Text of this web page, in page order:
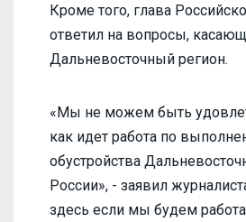
Кроме того, глава
ответил на вопросы,
Дальневосточный регион.
«Мы не можем быть
как идет работа по
обустройства
России», - заявил
здесь если мы будем